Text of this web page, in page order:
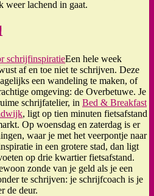
weer lachend in gaat.
Een hele week
af en toe niet te schrijven. Deze
een wandeling te maken, of
omgeving: de Overbetuwe. Je
schrijfatelier, in Bed & Breakfast
, ligt op tien minuten fietsafstand
Op woensdag en zaterdag is er
waar je met het veerpontje naar
in een grotere stad, dan ligt
op drie kwartier fietsafstand.
zonde van je geld als je een
te schrijven: je schrijfcoach is je
de deur.